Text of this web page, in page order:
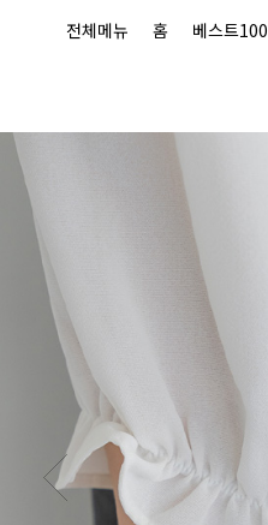
전체메뉴 홈 베스트100